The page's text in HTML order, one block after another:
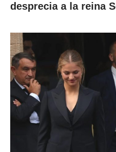
desprecia a la reina